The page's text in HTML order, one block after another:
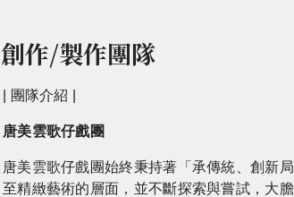
創作/製作團隊
團隊介紹 |
唐美雲歌仔戲團
唐美雲歌仔戲團始終秉持著「承傳統、創新
至精緻藝術的層面，並不斷探索與嘗試，大